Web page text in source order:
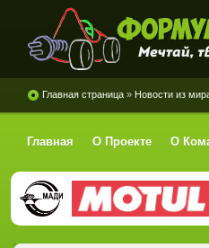
Формула
Главная страница » Новости из
Главная О Проекте О